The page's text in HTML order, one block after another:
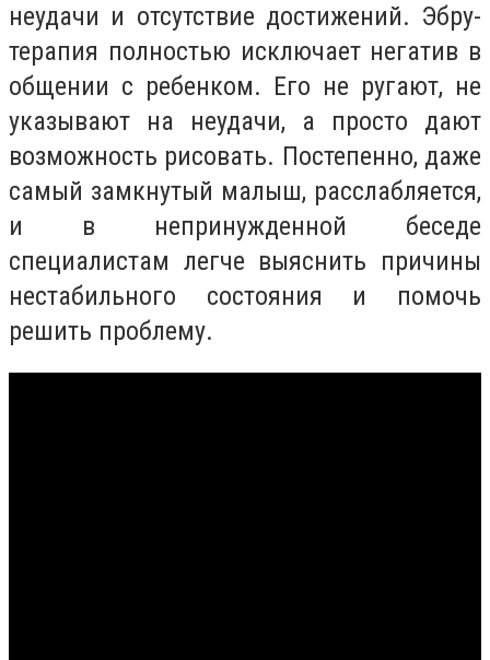
неудачи и отсутствие достижений. Эбру-
терапия полностью исключает негатив в
общении с ребенком. Его не ругают, не
указывают на неудачи, а просто дают
возможность рисовать. Постепенно, даже
самый замкнутый малыш, расслабляется,
и в непринужденной беседе
специалистам легче выяснить причины
нестабильного состояния и помочь
решить проблему.